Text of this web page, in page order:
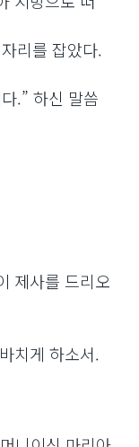
리를 잡았다.
.” 하신 말씀
제사를 드리오
치게 하소서.